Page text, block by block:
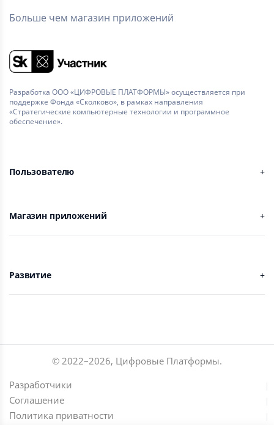
Больше чем магазин приложений
Разработка ООО «ЦИФРОВЫЕ ПЛАТФОРМЫ» осуществляется при
поддержке Фонда «Сколково», в рамках направления
«Стратегические компьютерные технологии и программное
обеспечение».
Пользователю
Магазин приложений
Развитие
© 2022–2026, Цифровые Платформы.
Разработчики
Соглашение
Политика приватности